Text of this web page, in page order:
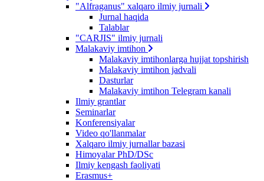
"Alfraganus" xalqaro ilmiy jurnali
Jurnal haqida
Talablar
"CARJIS" ilmiy jurnali
Malakaviy imtihon
Malakaviy imtihonlarga hujjat topshirish
Malakaviy imtihon jadvali
Dasturlar
Malakaviy imtihon Telegram kanali
Ilmiy grantlar
Seminarlar
Konferensiyalar
Video qo'llanmalar
Xalqaro ilmiy jurnallar bazasi
Himoyalar PhD/DSc
Ilmiy kengash faoliyati
Erasmus+